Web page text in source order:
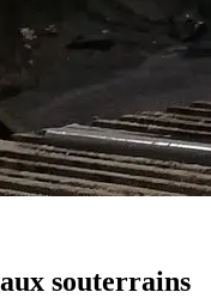
souterrains